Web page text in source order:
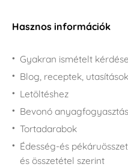
Hasznos információk
Gyakran ismételt
Blog, receptek, utasítások
Letöltéshez
Bevonó
Tortadarabok
Édesség-és
és összetétel szerint